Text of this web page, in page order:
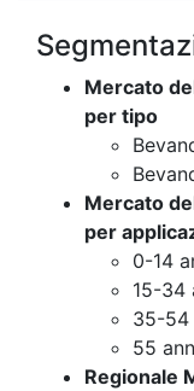
Mercato
per tipo
Mercato
per
0-14
15-34
35-54
55
Regionale